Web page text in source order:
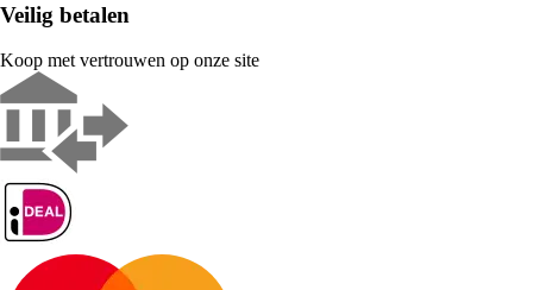
Veilig betalen
Koop met vertrouwen op onze site